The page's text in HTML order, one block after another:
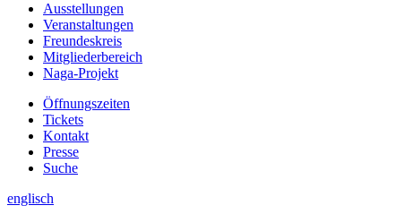
Ausstellungen
Veranstaltungen
Freundeskreis
Mitgliederbereich
Naga-Projekt
Öffnungszeiten
Tickets
Kontakt
Presse
Suche
englisch